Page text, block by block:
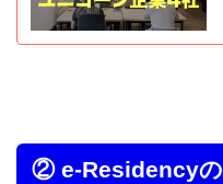
② e-Residencyの